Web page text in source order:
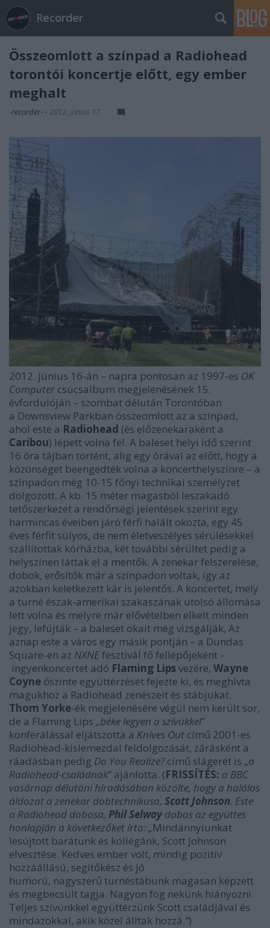
Recorder
Összeomlott a színpad a Radiohead
torontói koncertje előtt, egy ember
meghalt
-recorder- • 2012. június 17.
2012. június 16-án – napra pontosan az 1997-es OK
Computer csúcsalbum megjelenésének 15.
évfordulóján – szombat délután Torontóban
a Downsview Parkban összeomlott az a színpad,
ahol este a Radiohead (és előzenekaraként a
Caribou) lépett volna fel. A baleset helyi idő szerint
16 óra tájban történt, alig egy órával az előtt, hogy a
közönséget beengedték volna a koncerthelyszínre – a
színpadon még 10-15 főnyi technikai személyzet
dolgozott. A kb. 15 méter magasból leszakadó
tetőszerkezet a rendőrségi jelentések szerint egy
harmincas éveiben járó férfi halált okozta, egy 45
éves férfit súlyos, de nem életveszélyes sérülésekkel
szállítottak kórházba, két további sérültet pedig a
helyszínen láttak el a mentők. A zenekar felszerelése,
dobok, erősítők már a színpadon voltak, így az
azokban keletkezett kár is jelentős. A koncertet, mely
a turné észak-amerikai szakaszának utolsó állomása
lett volna és melyre már elővételben elkelt minden
jegy, lefújták – a baleset okait még vizsgálják, Az
aznap este a város egy másik pontján – a Dundas
Square-en az NXNEfesztivál fő fellépőjeként –
ingyenkoncertet adó Flaming Lipsvezére, Wayne
Coyne őszinte együttérzését fejezte ki, és meghívta
magukhoz a Radiohead zenészeit és stábjukat.
Thom Yorke-ék megjelenésére végül nem került sor,
de a Flaming Lips „béke legyen a szívükkel”
konferálással eljátszotta a Knives Out című 2001-es
Radiohead-kislemezdal feldolgozását, zárásként a
ráadásban pedig Do You Realize?című slágerét is „a
Radiohead-családnak” ajánlotta. (FRISSÍTÉS: a BBC
vasárnap délutáni híradásában közölte, hogy a halálos
áldozat a zenekar dobtechnikusa, Scott Johnson. Este
a Radiohead dobosa, Phil Selway dobos az együttes
honlapján a következőket írta: „Mindannyiunkat
lesújtott barátunk és kollégánk, Scott Johnson
elvesztése. Kedves ember volt, mindig pozitív
hozzáállású, segítőkész és jó
humorú, nagyszerű turnéstábunk magasan képzett
és megbecsült tagja. Nagyon fog nekünk hiányozni.
Teljes szívünkkel együttérzünk Scott családjával és
mindazokkal, akik közel álltak hozzá.”)